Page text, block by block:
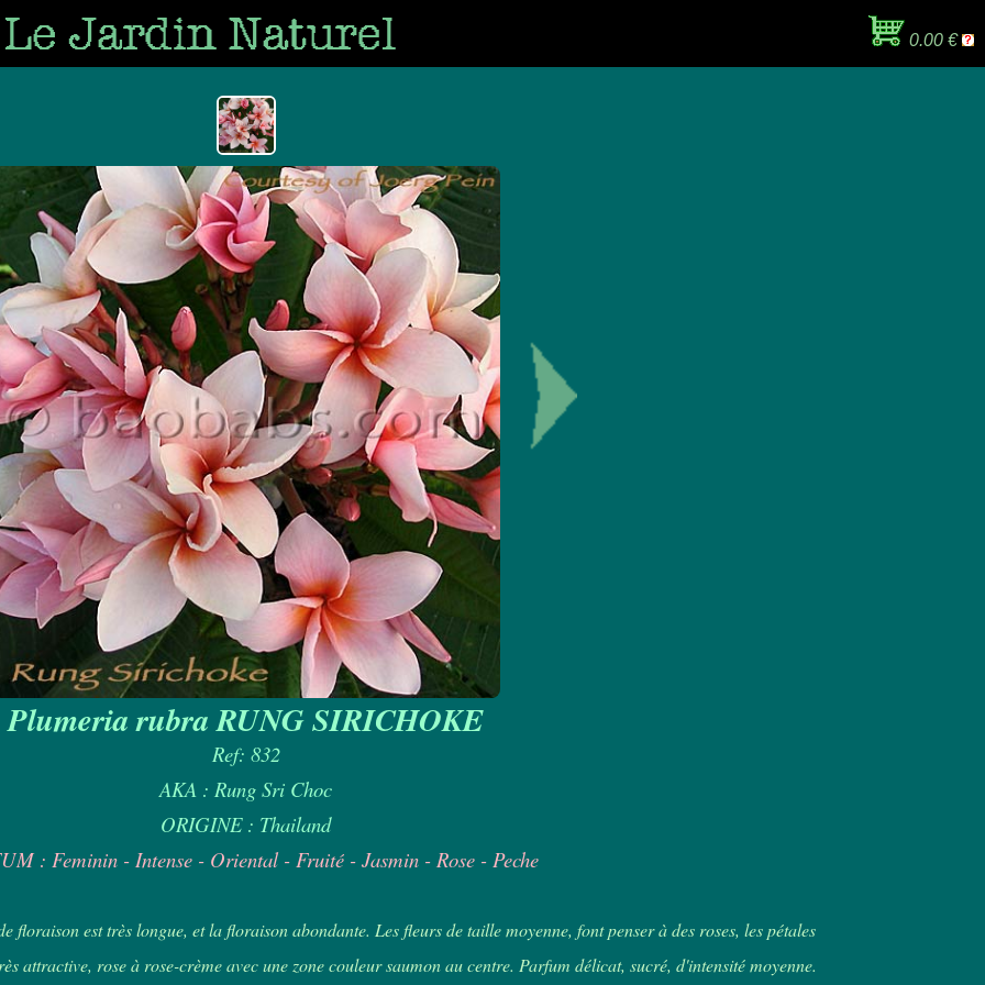
0.00 €
Plumeria rubra RUNG SIRICHOKE
Ref: 832
AKA : Rung Sri Choc
ORIGINE : Thailand
: Feminin - Intense - Oriental - Fruité - Jasmin - Rose - Peche
floraison est très longue, et la floraison abondante. Les fleurs de taille moyenne, font penser à des roses, les pétales
attractive, rose à rose-crème avec une zone couleur saumon au centre. Parfum délicat, sucré, d'intensité moyenne.